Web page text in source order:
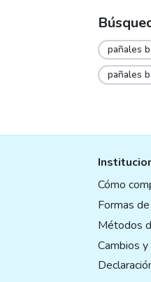
pañales
pañales
Cómo
Formas
Métodos
Cambios